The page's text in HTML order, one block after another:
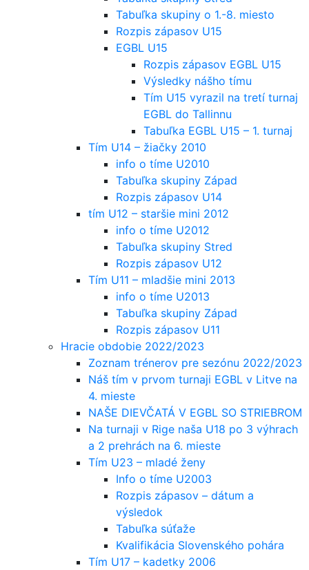
Tabuľka skupiny o 1.-8. miesto
Rozpis zápasov U15
EGBL U15
Rozpis zápasov EGBL U15
Výsledky nášho tímu
Tím U15 vyrazil na tretí turnaj
EGBL do Tallinnu
Tabuľka EGBL U15 – 1. turnaj
Tím U14 – žiačky 2010
info o tíme U2010
Tabuľka skupiny Západ
Rozpis zápasov U14
tím U12 – staršie mini 2012
info o tíme U2012
Tabuľka skupiny Stred
Rozpis zápasov U12
Tím U11 – mladšie mini 2013
info o tíme U2013
Tabuľka skupiny Západ
Rozpis zápasov U11
Hracie obdobie 2022/2023
Zoznam trénerov pre sezónu 2022/2023
Náš tím v prvom turnaji EGBL v Litve na
4. mieste
NAŠE DIEVČATÁ V EGBL SO STRIEBROM
Na turnaji v Rige naša U18 po 3 výhrach
a 2 prehrách na 6. mieste
Tím U23 – mladé ženy
Info o tíme U2003
Rozpis zápasov – dátum a
výsledok
Tabuľka súťaže
Kvalifikácia Slovenského pohára
Tím U17 – kadetky 2006